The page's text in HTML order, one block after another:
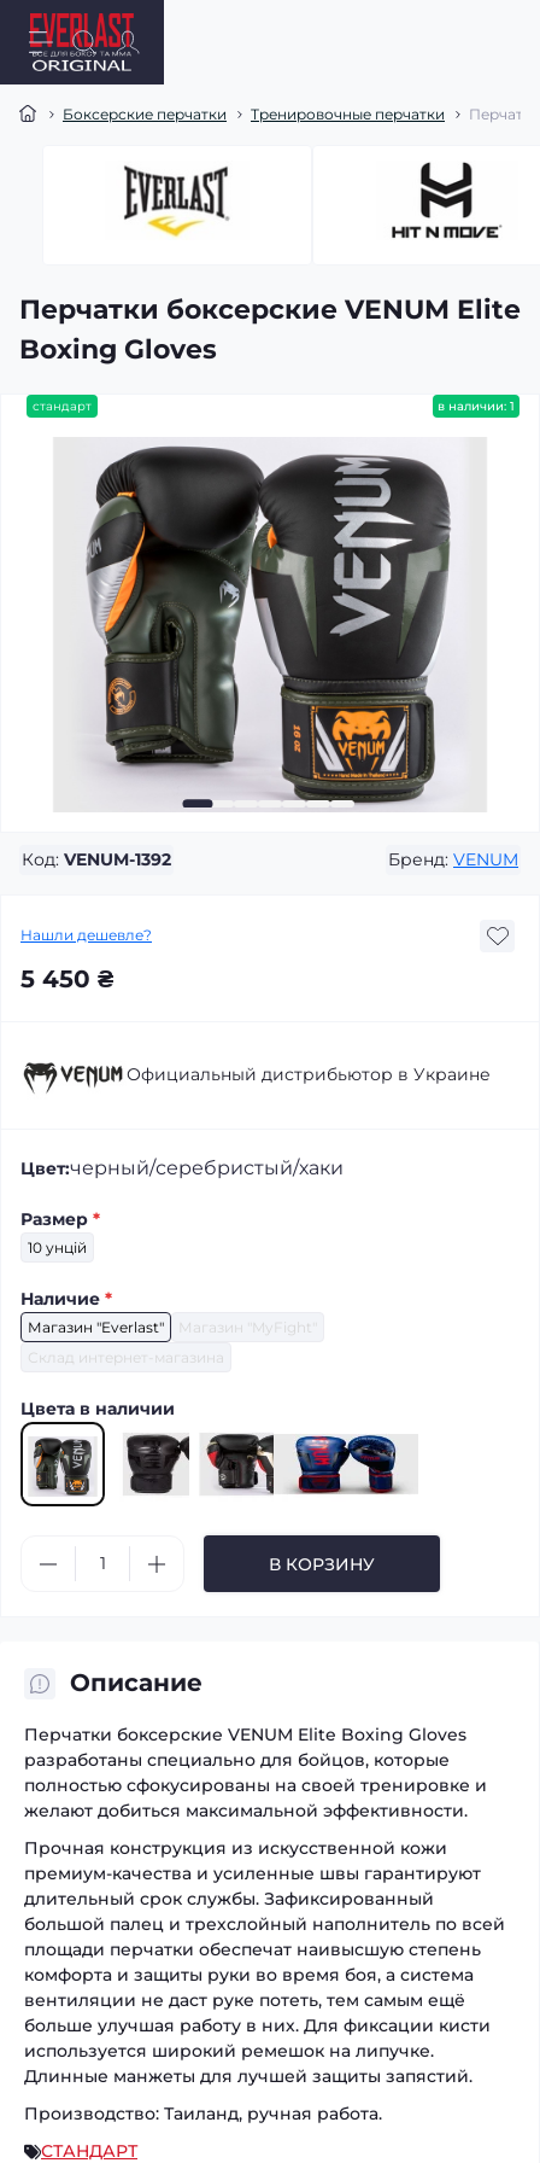
Боксерские перчатки Тренировочные перчатки
Перчатки боксерские VENUM Elite
Boxing Gloves
стандарт в наличии: 1
Код: VENUM-1392 Бренд: VENUM
Нашли дешевле?
5 450 ₴
Официальный дистрибьютор в Украине
Цвет:черный/серебристый/хаки
Размер *
10 унцій
Наличие *
Магазин "Everlast"
Магазин "MyFight"
Склад интернет-магазина
Цвета в наличии
В КОРЗИНУ
Описание
Перчатки боксерские VENUM Elite Boxing Gloves
разработаны специально для бойцов, которые
полностью сфокусированы на своей тренировке и
желают добиться максимальной эффективности.
Прочная конструкция из искусственной кожи
премиум-качества и усиленные швы гарантируют
длительный срок службы. Зафиксированный
большой палец и трехслойный наполнитель по всей
площади перчатки обеспечат наивысшую степень
комфорта и защиты руки во время боя, а система
вентиляции не даст руке потеть, тем самым ещё
больше улучшая работу в них. Для фиксации кисти
используется широкий ремешок на липучке.
Длинные манжеты для лучшей защиты запястий.
Производство: Таиланд, ручная работа.
СТАНДАРТ